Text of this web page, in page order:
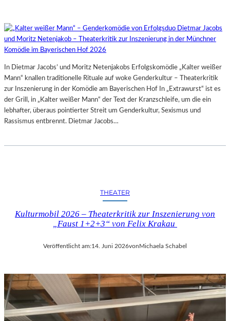
In Dietmar Jacobs’ und Moritz Netenjakobs Erfolgskomödie „Kalter weißer
Mann“ knallen traditionelle Rituale auf woke Genderkultur – Theaterkritik
zur Inszenierung in der Komödie am Bayerischen Hof In „Extrawurst“ ist es
der Grill, in „Kalter weißer Mann“ der Text der Kranzschleife, um die ein
lebhafter, überaus pointierter Streit um Genderkultur, Sexismus und
Rassismus entbrennt. Dietmar Jacobs…
THEATER
Kulturmobil 2026 – Theaterkritik zur Inszenierung von
„Faust 1+2+3“ von Felix Krakau
Veröffentlicht am:14. Juni 2026vonMichaela Schabel